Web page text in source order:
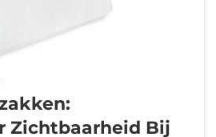
Zichtbaarheid Bij